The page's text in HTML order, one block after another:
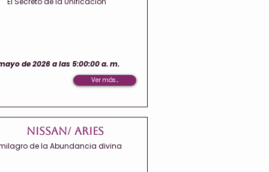
de 2026 a las 5:00:00 a. m.
Ver más ...
Nissan/ Aries
de la Abundancia divina